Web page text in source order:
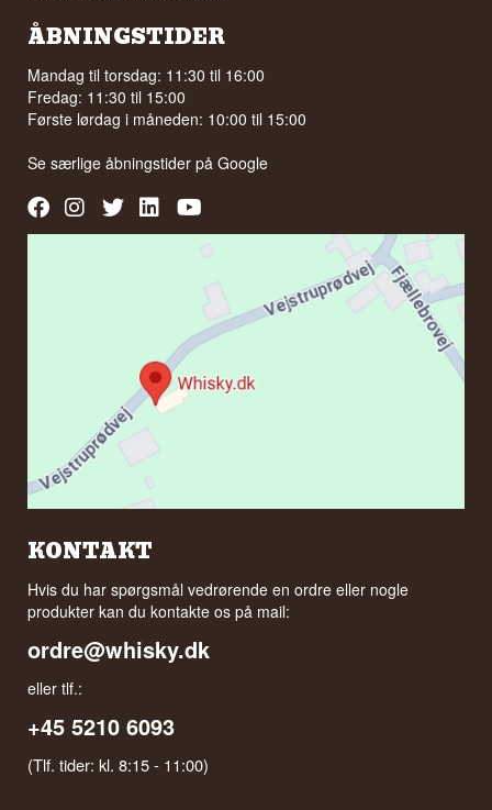
ÅBNINGSTIDER
Mandag til torsdag: 11:30 til 16:00
Fredag: 11:30 til 15:00
Første lørdag i måneden: 10:00 til 15:00
Se særlige åbningstider påGoogle
KONTAKT
Hvis du har spørgsmål vedrørende en ordre eller nogle
produkter kan du kontakte os på mail:
ordre@whisky.dk
eller tlf.:
+45 5210 6093
(Tlf. tider: kl. 8:15 - 11:00)